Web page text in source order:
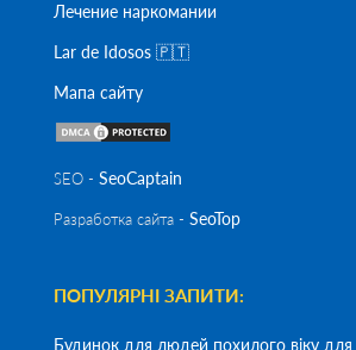
Лечение наркомании
Lar de Idosos 🇵🇹
Мапа сайту
SEO - SeoСaptain
Разработка сайта - SeoTop
ПОПУЛЯРНІ ЗАПИТИ:
Будинок для людей похилого віку для